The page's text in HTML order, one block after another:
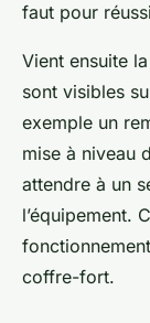
faut pour
Vient ensuite
sont visibles
exemple un
mise à niveau
attendre à un
l’équipement.
coffre-fort.